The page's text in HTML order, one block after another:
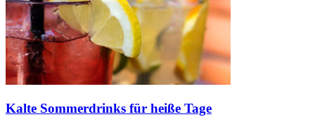
Kalte Sommerdrinks für heiße Tage